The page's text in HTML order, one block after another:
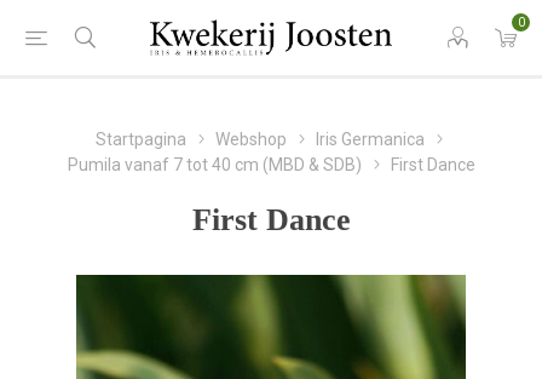
0
Startpagina Webshop
Iris Germanica
Pumila vanaf 7 tot 40 cm (MBD & SDB)
First Dance
First Dance